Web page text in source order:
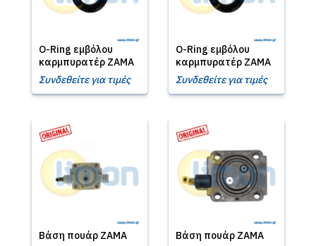
O-Ring εμβόλου
καρμπυρατέρ ZAMA
Συνδεθείτε για τιμές
O-Ring εμβόλου
καρμπυρατέρ ZAMA
Συνδεθείτε για τιμές
Βάση πουάρ ZAMA
Βάση πουάρ ZAMA